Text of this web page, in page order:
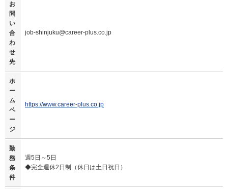
お
問
い
合
わ
せ
先
job-shinjuku@career-plus.co.jp
ホ
ー
ム
ペ
ー
ジ
https://www.career-plus.co.jp
勤
務
条
件
週5日～5日
◆完全週休2日制（休日は土日祝日）